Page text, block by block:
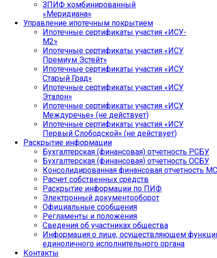
ЗПИФ комбинированный
«Меридиана»
Управление ипотечным покрытием
Ипотечные сертификаты участия «ИСУ-
М2»
Ипотечные сертификаты участия «ИСУ
Премиум Эстейт»
Ипотечные сертификаты участия «ИСУ
Старый Град»
Ипотечные сертификаты участия «ИСУ
Эталон»
Ипотечные сертификаты участия «ИСУ
Междуречье» (не действует)
Ипотечные сертификаты участия «ИСУ
Первый Слободской» (не действует)
Раскрытие информации
Бухгалтерская (финансовая) отчетность РСБУ
Бухгалтерская (финансовая) отчетность ОСБУ
Консолидированная финансовая отчетность
Расчет собственных средств
Раскрытие информации по ПИФ
Электронный документооборот
Официальные сообщения
Регламенты и положения
Сведения об участниках общества
Информация о лице, осуществляющем
единоличного исполнительного органа
Контакты